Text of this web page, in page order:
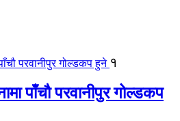
१
पाँचौ परवानीपुर गोल्डकप